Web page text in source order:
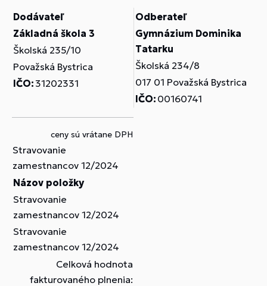
Dodávateľ
Základná škola 3
Školská 235/10
Považská Bystrica
IČO: 31202331
Odberateľ
Gymnázium Dominika
Tatarku
Školská 234/8
017 01 Považská Bystrica
IČO: 00160741
ceny sú vrátane DPH
Stravovanie
zamestnancov 12/2024
Názov položky
Stravovanie
zamestnancov 12/2024
Stravovanie
zamestnancov 12/2024
Celková hodnota
fakturovaného plnenia: